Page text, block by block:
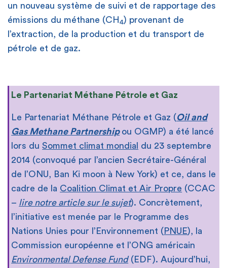
un nouveau système de suivi et de rapportage des
émissions du méthane (CH 4) provenant de
l’extraction, de la production et du transport de
pétrole et de gaz.
Le Partenariat Méthane Pétrole et Gaz
Le Partenariat Méthane Pétrole et Gaz (Oil and
Gas Methane Partnership ou OGMP) a été lancé
lors duSommet climat mondial
du 23 septembre
2014 (convoqué par l’ancien Secrétaire-Général
de l’ONU, Ban Ki moon à New York) et ce, dans le
cadre de la Coalition Climat et Air Propre (CCAC
– lire notre article sur le sujet). Concrètement,
l’initiative est menée par le Programme des
Nations Unies pour l’Environnement ( PNUE), la
Commission européenne et l’ONG américain
Environmental Defense Fund(EDF). Aujourd’hui,